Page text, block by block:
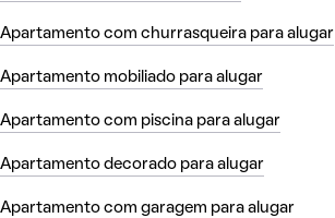
Apartamento com churrasqueira para alugar
Apartamento mobiliado para alugar
Apartamento com piscina para alugar
Apartamento decorado para alugar
Apartamento com garagem para alugar